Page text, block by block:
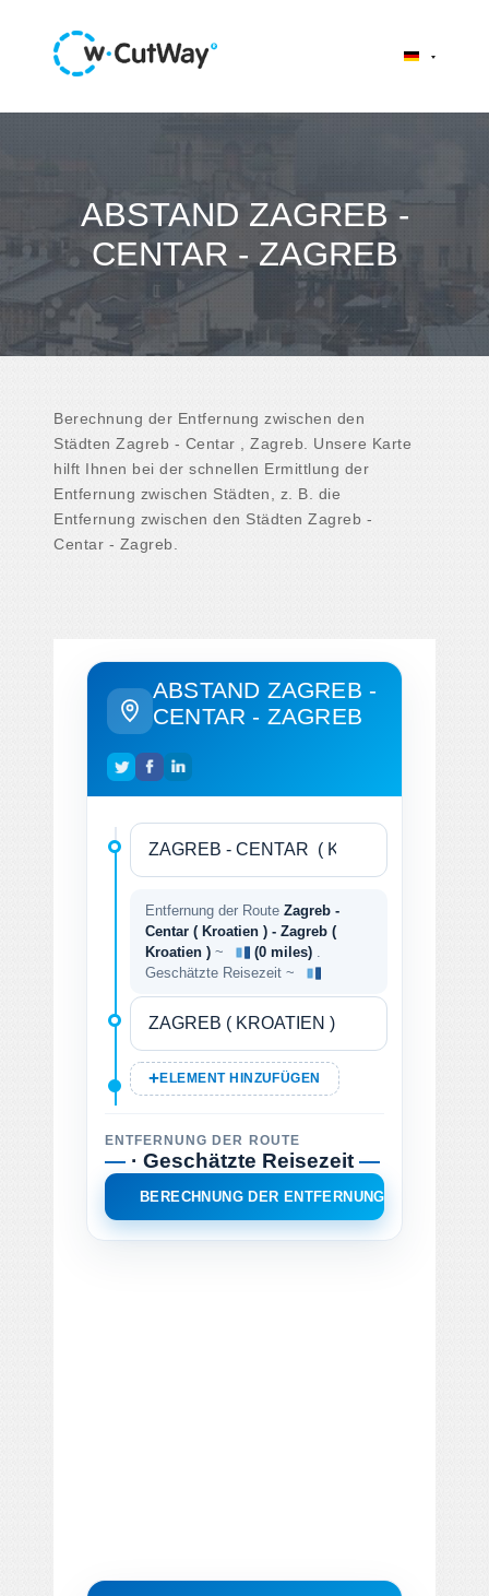
ABSTAND ZAGREB -
CENTAR - ZAGREB
Berechnung der Entfernung zwischen den
Städten Zagreb - Centar , Zagreb. Unsere Karte
hilft Ihnen bei der schnellen Ermittlung der
Entfernung zwischen Städten, z. B. die
Entfernung zwischen den Städten Zagreb -
Centar - Zagreb.
ABSTAND ZAGREB -
CENTAR - ZAGREB
Entfernung der Route Zagreb -
Centar ( Kroatien ) - Zagreb (
Kroatien ) ~ (0 miles)
Geschätzte Reisezeit ~
ELEMENT HINZUFÜGEN
ENTFERNUNG DER ROUTE
— · Geschätzte Reisezeit—
BERECHNUNG DER ENTFERNUNG